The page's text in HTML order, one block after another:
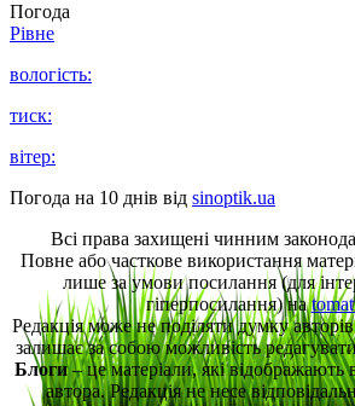
Погода
Рівне
вологість:
тиск:
вітер:
Погода на 10 днів від sinoptik.ua
Всі права захищені чинним
Повне або часткове використання
лише за умови посилання (для
гіперпосилання) на
Редакція може не поділяти думку
залишає за собою можливість
Блоги– це матеріали, які відображають
автора. Редакція не несе